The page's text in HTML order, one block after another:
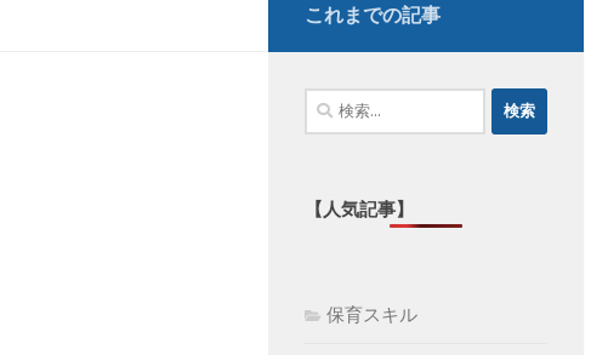
これまでの記事
検
索:
【人気記事】
保育スキル